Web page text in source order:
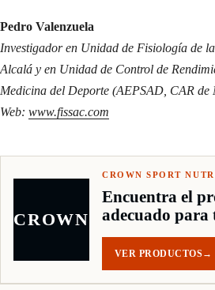
Pedro Valenzuela
Investigador en Unidad de Fisiología de
Alcalá y en Unidad de Control de
Medicina del Deporte (AEPSAD, CAR de
Web: www.fissac.com
CROWN
CROWN SPORT
Encuentra el
adecuado
VER PRODUCTOS→